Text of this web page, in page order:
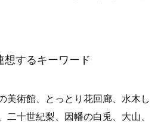
想するキーワード
美術館、とっとり花回廊、水木し
二十世紀梨、因幡の白兎、大山、